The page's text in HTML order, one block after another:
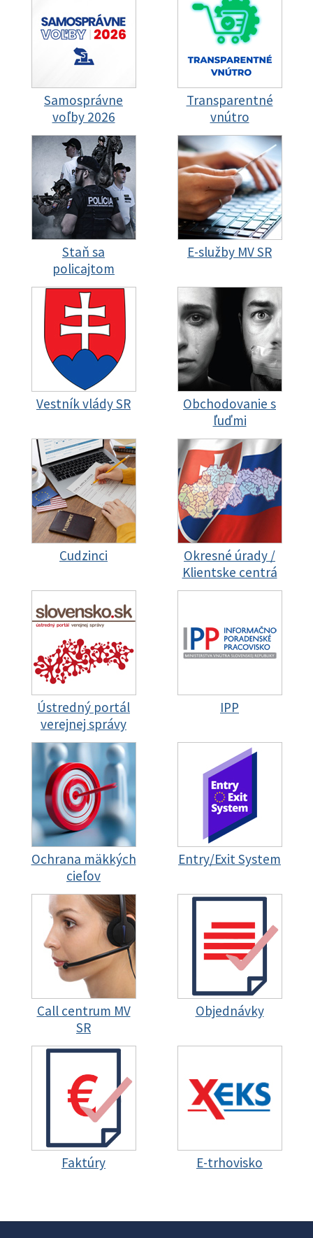
Samosprávne
voľby 2026
Transparentné
vnútro
Staň sa
policajtom
E-služby MV SR
Vestník vlády SR
Obchodovanie s
ľuďmi
Cudzinci
Okresné úrady /
Klientske centrá
Ústredný portál
verejnej správy
IPP
Ochrana mäkkých
cieľov
Entry/Exit System
Call centrum MV
SR
Objednávky
Faktúry E-trhovisko